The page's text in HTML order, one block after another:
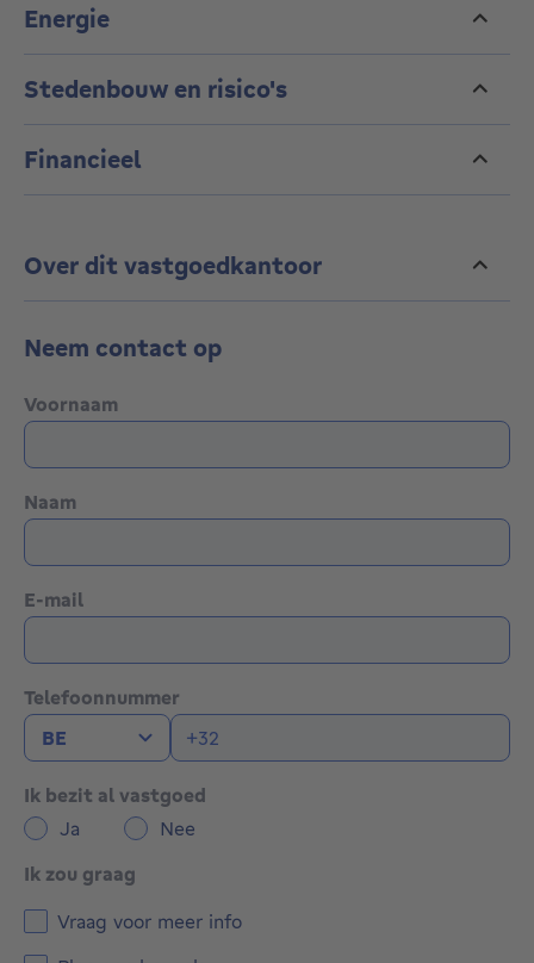
Energie
Stedenbouw en risico's
Financieel
Over dit vastgoedkantoor
Neem contact op
Voornaam
Naam
E-mail
Telefoonnummer
Ik bezit al vastgoed
Ja
Nee
Ik zou graag
Vraag voor meer info